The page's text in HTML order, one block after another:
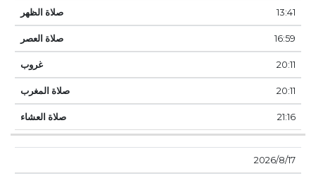
13:41
16:59
20:11
20:11
21:16
17‏‏/8‏‏/2026